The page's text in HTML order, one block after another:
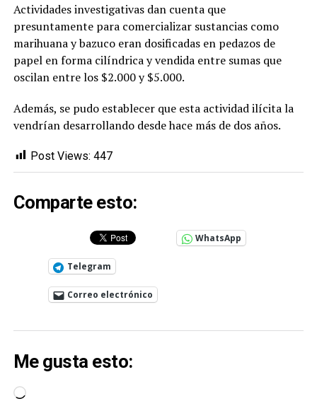
Actividades investigativas dan cuenta que
presuntamente para comercializar sustancias como
marihuana y bazuco eran dosificadas en pedazos de
papel en forma cilíndrica y vendida entre sumas que
oscilan entre los $2.000 y $5.000.
Además, se pudo establecer que esta actividad ilícita la
vendrían desarrollando desde hace más de dos años.
Post Views: 447
Comparte esto:
WhatsApp
Telegram
Correo electrónico
Me gusta esto:
Cargando...